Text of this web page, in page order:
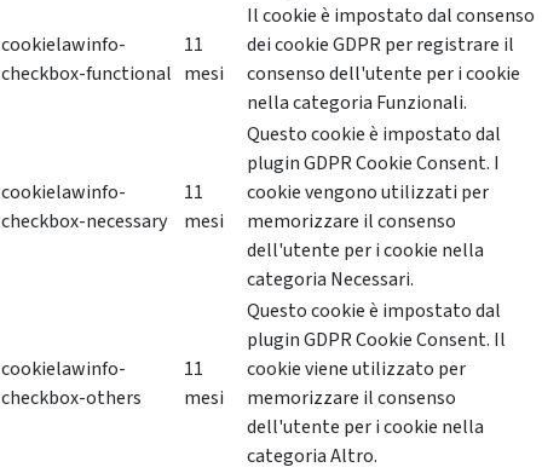
cookielawinfo-
checkbox-functional
11
mesi
Il cookie è impostato dal consenso
dei cookie GDPR per registrare il
consenso dell'utente per i cookie
nella categoria Funzionali.
cookielawinfo-
checkbox-necessary
11
mesi
Questo cookie è impostato dal
plugin GDPR Cookie Consent. I
cookie vengono utilizzati per
memorizzare il consenso
dell'utente per i cookie nella
categoria Necessari.
cookielawinfo-
checkbox-others
11
mesi
Questo cookie è impostato dal
plugin GDPR Cookie Consent. Il
cookie viene utilizzato per
memorizzare il consenso
dell'utente per i cookie nella
categoria Altro.